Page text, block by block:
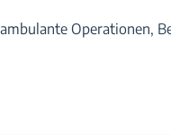
Operationen,